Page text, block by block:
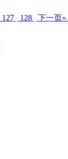
127 128 下一页»